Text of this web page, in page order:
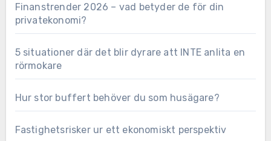
Finanstrender 2026 – vad betyder de för din
privatekonomi?
5 situationer där det blir dyrare att INTE anlita en
rörmokare
Hur stor buffert behöver du som husägare?
Fastighetsrisker ur ett ekonomiskt perspektiv